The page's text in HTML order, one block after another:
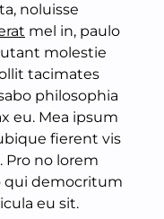
noluisse
mel in, paulo
molestie
tacimates
philosophia
eu. Mea ipsum
fierent vis
Pro no lorem
qui democritum
eu sit.